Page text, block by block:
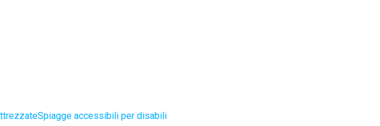
Spiagge accessibili per disabili